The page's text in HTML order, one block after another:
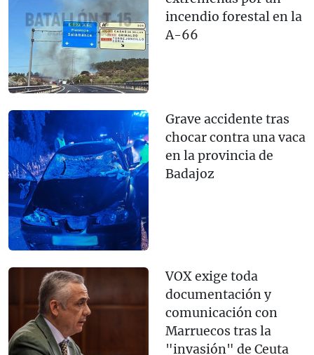
incendio forestal en la
A-66
Grave accidente tras
chocar contra una vaca
en la provincia de
Badajoz
VOX exige toda
documentación y
comunicación con
Marruecos tras la
"invasión" de Ceuta